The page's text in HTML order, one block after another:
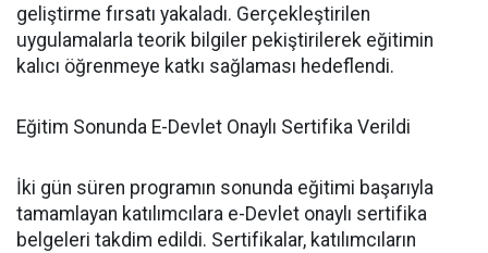
geliştirme fırsatı yakaladı. Gerçekleştirilen
uygulamalarla teorik bilgiler pekiştirilerek eğitimin
kalıcı öğrenmeye katkı sağlaması hedeflendi.
Eğitim Sonunda E-Devlet Onaylı Sertifika Verildi
İki gün süren programın sonunda eğitimi başarıyla
tamamlayan katılımcılara e-Devlet onaylı sertifika
belgeleri takdim edildi. Sertifikalar, katılımcıların